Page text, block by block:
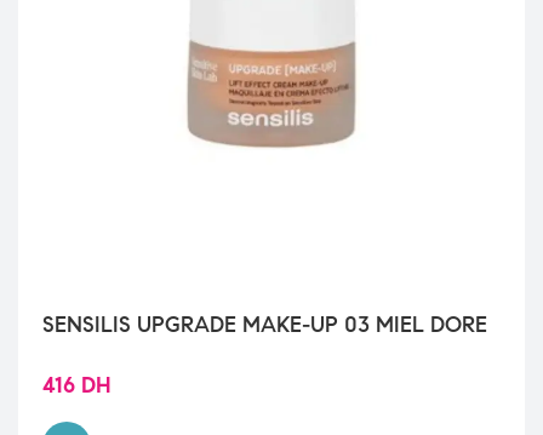
SENSILIS UPGRADE MAKE-UP 03 MIEL DORE
416 DH